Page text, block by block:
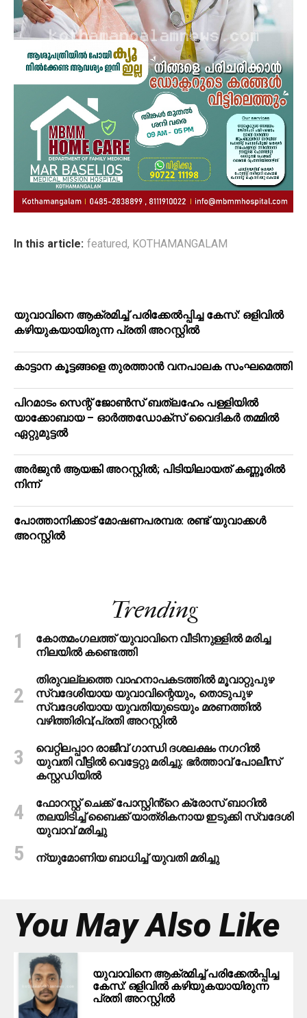
In this article: featured, KOTHAMANGALAM
യുവാവിനെ ആക്രമിച്ച് പരിക്കേല്‍പ്പിച്ച കേസ്: ഒളിവില്‍
കഴിയുകയായിരുന്ന പ്രതി അറസ്റ്റില്‍
കാട്ടാന കൂട്ടങ്ങളെ തുരത്താന്‍ വനപാലക സംഘമെത്തി
പിറമാടം സെന്റ് ജോണ്‍സ് ബത്ലഹേം പള്ളിയില്‍
യാക്കോബായ – ഓര്‍ത്തഡോക്‌സ് വൈദികര്‍ തമ്മില്‍
ഏറ്റുമുട്ടല്‍
അർജുൻ ആയങ്കി അറസ്റ്റിൽ; പിടിയിലായത് കണ്ണൂരിൽ
നിന്ന്
പോത്താനിക്കാട് മോഷണപരമ്പര: രണ്ട് യുവാക്കൾ
അറസ്റ്റിൽ
Trending
കോതമംഗലത്ത് യുവാവിനെ വീടിനുള്ളിൽ മരിച്ച
നിലയിൽ കണ്ടെത്തി
തിരുവല്ലത്തെ വാഹനാപകടത്തില്‍ മൂവാറ്റുപുഴ
സ്വദേശിയായ യുവാവിന്റെയും, തൊടുപുഴ
സ്വദേശിയായ യുവതിയുടെയും മരണത്തില്‍
വഴിത്തിരിവ്;പ്രതി അറസ്റ്റില്‍
വെറ്റിലപ്പാറ രാജീവ് ഗാന്ധി ദശലക്ഷം നഗറിൽ
യുവതി വീട്ടിൽ വെട്ടേറ്റു മരിച്ചു: ഭർത്താവ് പോലീസ്
കസ്റ്റഡിയിൽ
ഫോറസ്റ്റ് ചെക്ക് പോസ്റ്റിൻ്റെ ക്രോസ് ബാറില്‍
തലയിടിച്ച് ബൈക്ക് യാത്രികനായ ഇടുക്കി സ്വദേശി
യുവാവ് മരിച്ചു
ന്യുമോണിയ ബാധിച്ച് യുവതി മരിച്ചു
You May Also Like
യുവാവിനെ ആക്രമിച്ച് പരിക്കേല്‍പ്പിച്ച
കേസ്: ഒളിവില്‍ കഴിയുകയായിരുന്ന
പ്രതി അറസ്റ്റില്‍